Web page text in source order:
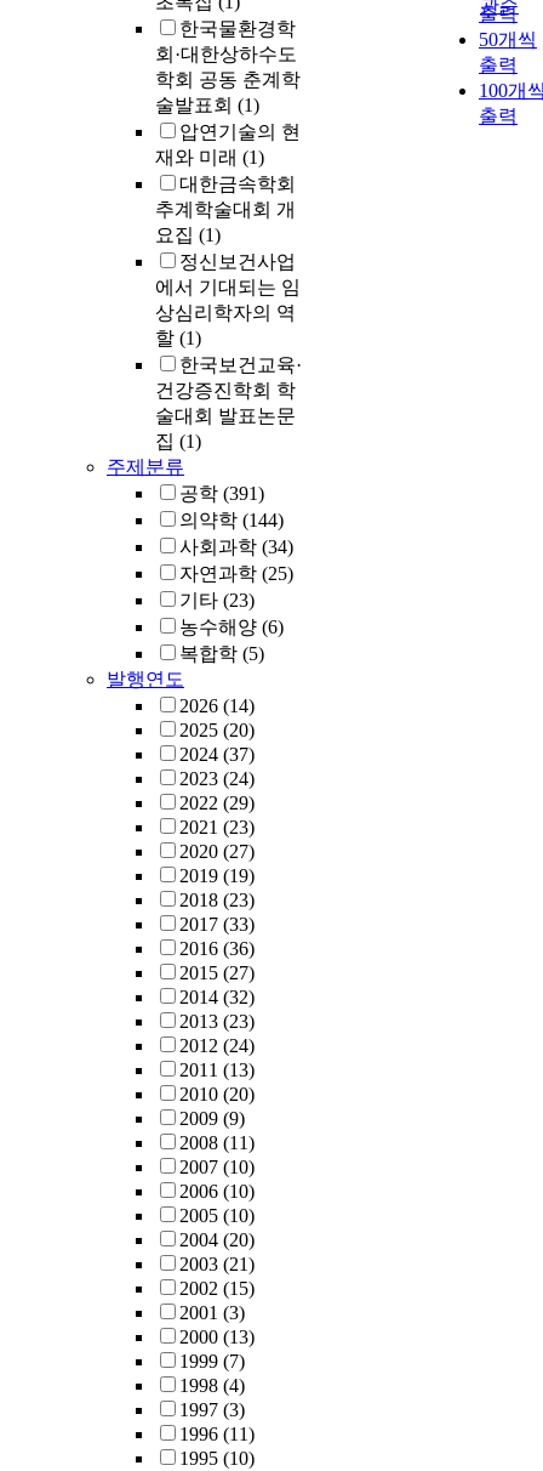
한국물환경학
회·대한상하수도
학회 공동 춘계학
술발표회 (1)
압연기술의 현
재와 미래 (1)
대한금속학회
추계학술대회 개
요집 (1)
정신보건사업
에서 기대되는 임
상심리학자의 역
할 (1)
한국보건교육·
건강증진학회 학
술대회 발표논문
집 (1)
주제분류
공학 (391)
의약학 (144)
사회과학 (34)
자연과학 (25)
기타 (23)
농수해양 (6)
복합학 (5)
발행연도
2026 (14)
2025 (20)
2024 (37)
2023 (24)
2022 (29)
2021 (23)
2020 (27)
2019 (19)
2018 (23)
2017 (33)
2016 (36)
2015 (27)
2014 (32)
2013 (23)
2012 (24)
2011 (13)
2010 (20)
2009 (9)
2008 (11)
2007 (10)
2006 (10)
2005 (10)
2004 (20)
2003 (21)
2002 (15)
2001 (3)
2000 (13)
1999 (7)
1998 (4)
1997 (3)
1996 (11)
1995 (10)
관순
출력
50개씩
출력
100개
출력